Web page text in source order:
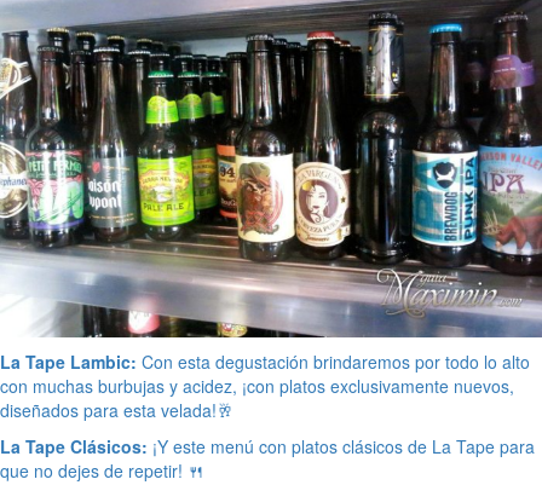
La Tape Lambic: Con esta degustación brindaremos por todo lo alto
con muchas burbujas y acidez, ¡con platos exclusivamente nuevos,
diseñados para esta velada!🥂
La Tape Clásicos: ¡Y este menú con platos clásicos de La Tape para
que no dejes de repetir! 🍴